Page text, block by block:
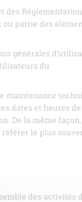
des
partie des
générales
du
maintenance
dates et heures
De la même
le plus
des activités